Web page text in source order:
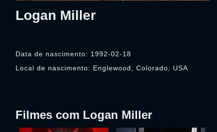
Logan Miller
Data de nascimento: 1992-02-18
Local de nascimento: Englewood, Colorado, USA
Filmes com Logan Miller